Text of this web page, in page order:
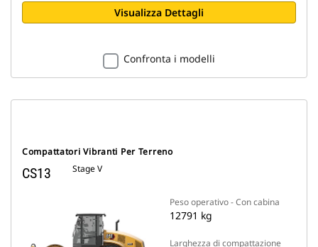
Visualizza Dettagli
Confronta i modelli
Compattatori Vibranti Per Terreno
CS13 Stage V
Peso operativo - Con cabina
12791 kg
Larghezza di compattazione